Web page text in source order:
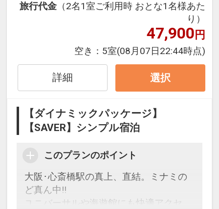
◎「道頓堀」「アメリカ村」「なんばグ
ランド花月」等の観光スポットは徒歩圏
洗練されたゆとりの空間とホスピタリテ
ィ溢れるおもてなしをお届けいたしま
【お知らせ】ご宿泊におけるお荷物の事
前預かりについて
便等でお送り頂いた荷物につきまして
保管料といたしまして1日につき1個あた
り500円（消費税込）を頂戴いたしま
旅行代金 （2名1室ご利用時 おとな1名様あた
り）
47,900円
空き： 5室(08月07日22:44時点)
詳細 選択
【ダイナミックパッケージ】
【SAVER】シンプル宿泊
このプランのポイント
大阪･心斎橋駅の真上、直結。ミナミの
ど真ん中!!
ユニバーサルや海遊館にも快適アクセ